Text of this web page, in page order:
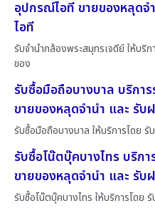
อุปกรณ์ไอที ขายของหลุด
ไอที
รับจำนำกล้องพระสมุทรเจดีย์ ให้บริ
ของ
รับซื้อมือถือบางบาล บริกา
ขายของหลุดจำนำ และ รั
รับซื้อมือถือบางบาล ให้บริการโดย
รับซื้อโน๊ตบุ๊คบางไทร บริก
ขายของหลุดจำนำ และ รั
รับซื้อโน๊ตบุ๊คบางไทร ให้บริการโดย